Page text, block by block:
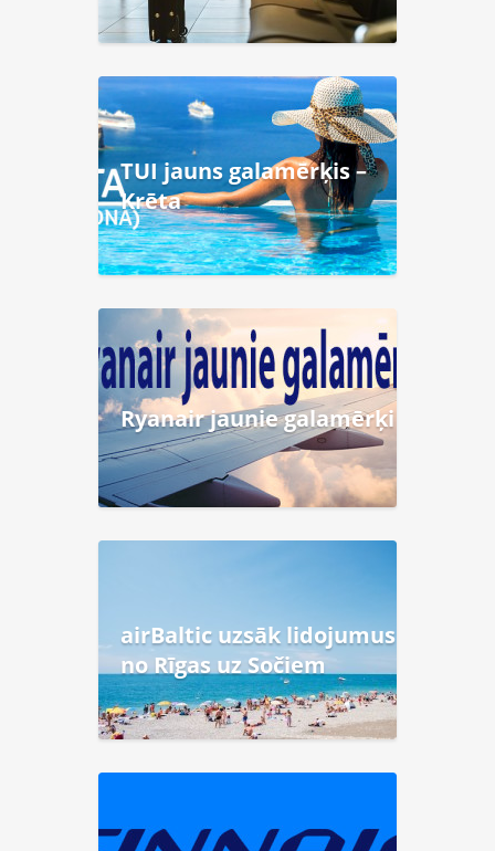
TUI jauns galamērķis –
Krēta
Ryanair jaunie galamērķi
airBaltic uzsāk lidojumus
no Rīgas uz Sočiem